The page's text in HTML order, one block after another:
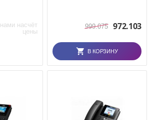
насчёт
цены
999.075 972.103
В КОРЗИНУ